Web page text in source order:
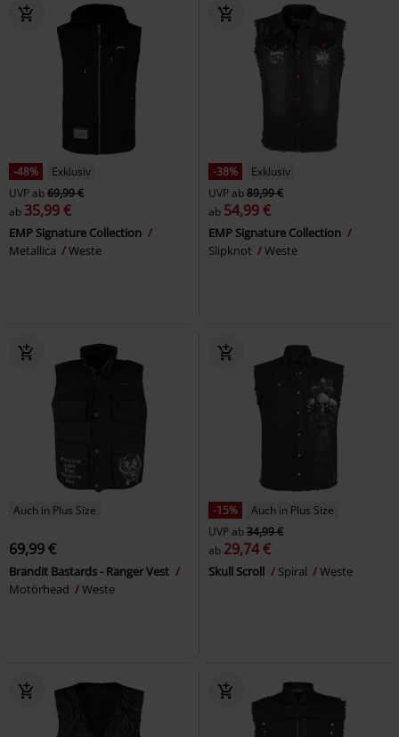
-48%
Exklusiv
UVPab69,99 €
ab 35,99 €
EMP Signature Collection
Metallica
Weste
-38%
Exklusiv
UVPab89,99 €
ab 54,99 €
EMP Signature Collection
Slipknot
Weste
Auch in Plus Size
69,99 €
Brandit Bastards - Ranger Vest
Motörhead
Weste
-15%
Auch in Plus Size
UVPab34,99 €
ab 29,74 €
Skull Scroll Spiral Weste